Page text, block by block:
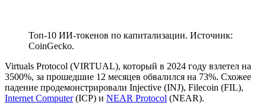
Топ-10 ИИ-токенов по капитализации. Источник:
CoinGecko.
Virtuals Protocol (VIRTUAL), который в 2024 году взлетел на
3500%, за прошедшие 12 месяцев обвалился на 73%. Схожее
падение продемонстрировали Injective (INJ), Filecoin (FIL),
Internet Computer(ICP) и NEAR Protocol (NEAR).